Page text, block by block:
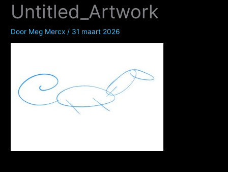
Untitled_Artwork
Door Meg Mercx / 31 maart 2026